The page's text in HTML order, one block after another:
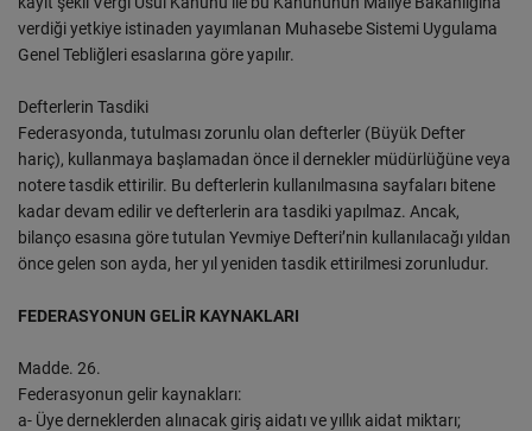
verdiği yetkiye istinaden yayımlanan Muhasebe Sistemi Uygulama
Genel Tebliğleri esaslarına göre yapılır.
Defterlerin Tasdiki
Federasyonda, tutulması zorunlu olan defterler (Büyük Defter
hariç), kullanmaya başlamadan önce il dernekler müdürlüğüne veya
notere tasdik ettirilir. Bu defterlerin kullanılmasına sayfaları bitene
kadar devam edilir ve defterlerin ara tasdiki yapılmaz. Ancak,
bilanço esasına göre tutulan Yevmiye Defteri’nin kullanılacağı yıldan
önce gelen son ayda, her yıl yeniden tasdik ettirilmesi zorunludur.
FEDERASYONUN GELİR KAYNAKLARI
Madde. 26.
Federasyonun gelir kaynakları:
a- Üye derneklerden alınacak giriş aidatı ve yıllık aidat miktarı;